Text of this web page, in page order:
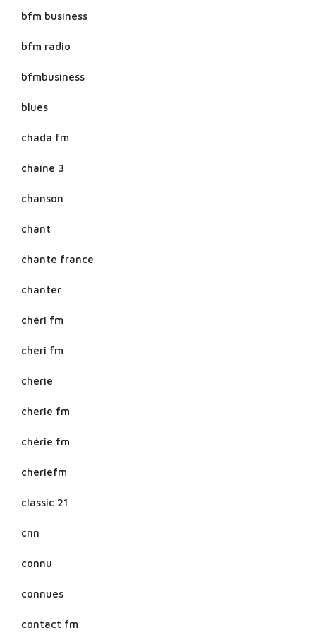
bfm business
bfm radio
bfmbusiness
blues
chada fm
chaine 3
chanson
chant
chante france
chanter
chéri fm
cheri fm
cherie
cherie fm
chérie fm
cheriefm
classic 21
cnn
connu
connues
contact fm